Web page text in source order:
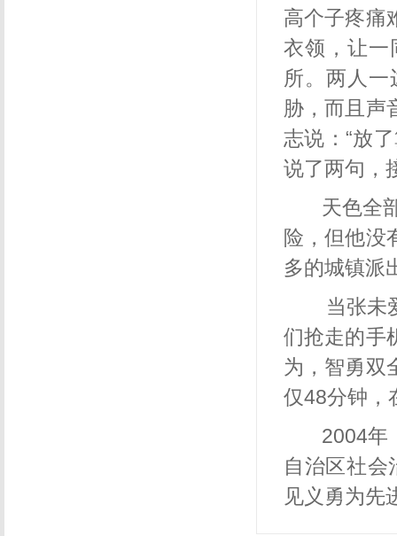
高个子疼痛
衣领，让一
所。两人
胁，而且声
志说：“放
说了两句，
天色全
险，但他没
多的城镇派
当张未
们抢走的手
为，智勇双
仅48分钟，
2004年
自治区社会
见义勇为先